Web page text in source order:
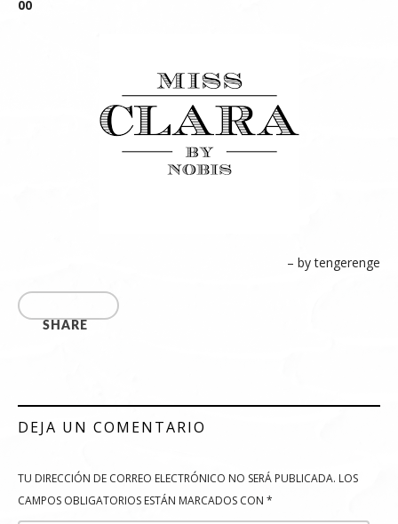
00
– by tengerenge
SHARE
DEJA UN COMENTARIO
TU DIRECCIÓN DE CORREO ELECTRÓNICO NO SERÁ PUBLICADA. LOS
CAMPOS OBLIGATORIOS ESTÁN MARCADOS CON *